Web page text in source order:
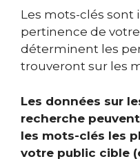
Les mots-clés sont
pertinence de
déterminent les
trouveront sur les
Les données sur
recherche
les mots-clés les
votre public cible